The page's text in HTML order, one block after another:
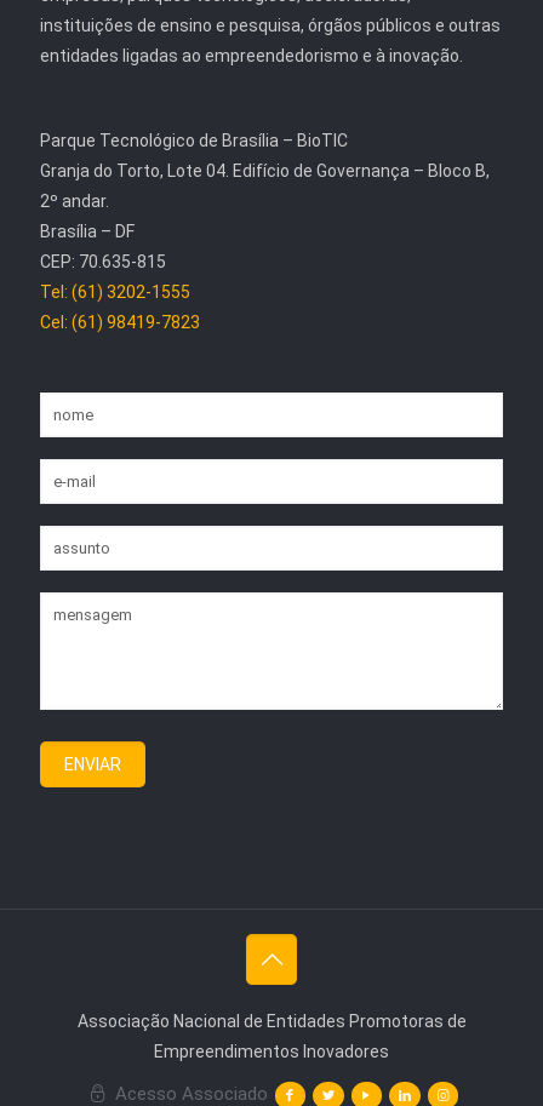
instituições de ensino e pesquisa, órgãos públicos e outras
entidades ligadas ao empreendedorismo e à inovação.
Parque Tecnológico de Brasília – BioTIC
Granja do Torto, Lote 04. Edifício de Governança – Bloco B,
2º andar.
Brasília – DF
CEP: 70.635-815
Tel: (61) 3202-1555
Cel: (61) 98419-7823
Associação Nacional de Entidades Promotoras de
Empreendimentos Inovadores
Acesso Associado